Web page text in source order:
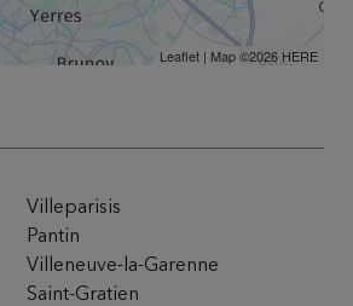
Leaflet| Map ©2026 HERE
Villeparisis
Pantin
Villeneuve-la-Garenne
Saint-Gratien